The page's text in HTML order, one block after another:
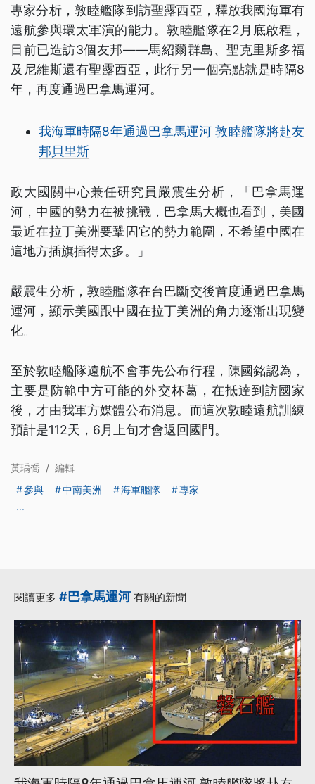
專家分析，敦睦艦隊到訪聖露西亞，釋放我國海軍有
遠航參與環太軍演的能力。敦睦艦隊在2月底啟程，
目前已造訪3個友邦——馬紹爾群島、聖克里斯多福
及尼維斯還有聖露西亞，此行另一個亮點就是時隔8
年，再度通過巴拿馬運河。
我海軍時隔8年通過巴拿馬運河 敦睦艦隊將赴友
邦貝里斯
政大國關中心兼任研究員嚴震生分析，「巴拿馬運
河，中國的勢力在被挑戰，巴拿馬大概也看到，美國
最近在拉丁美洲要鞏固它的勢力範圍，不希望中國在
這地方插旗插得太多。」
嚴震生分析，敦睦艦隊在台巴斷交後首度通過巴拿馬
運河，顯示美國跟中國在拉丁美洲的角力逐漸出現變
化。
至於敦睦艦隊遠航不會事先公布行程，陳國銘認為，
主要是防範中方可能的外交杯葛，在抵達到訪國家
後，才由我軍方媒體公布消息。而這次敦睦遠航訓練
預計是112天，6月上旬才會返回國門。
黃瑀喬 / 編輯
參與
中南美洲 海軍艦隊
專家
...
閱讀更多 #巴拿馬運河有關的新聞